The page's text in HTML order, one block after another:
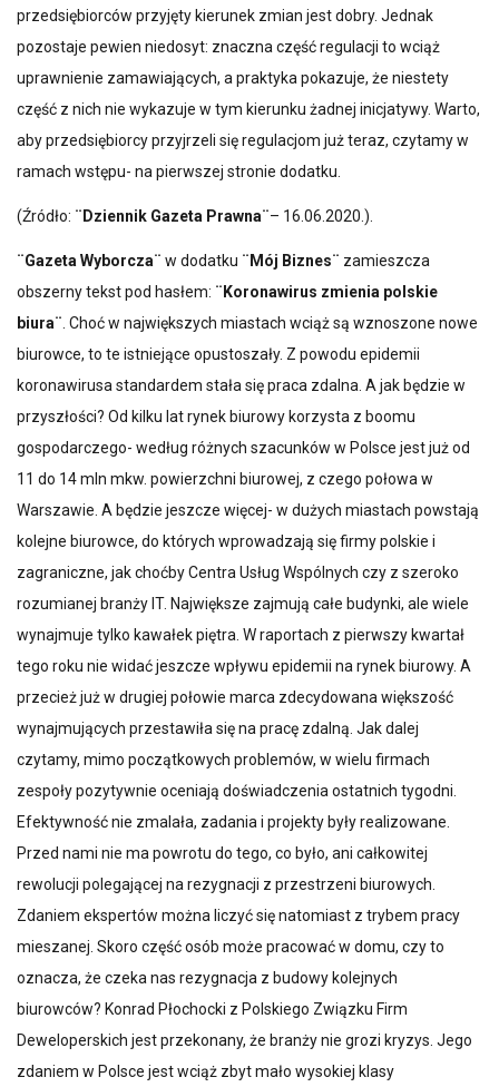
przedsiębiorców przyjęty kierunek zmian jest dobry. Jednak
pozostaje pewien niedosyt: znaczna część regulacji to wciąż
uprawnienie zamawiających, a praktyka pokazuje, że niestety
część z nich nie wykazuje w tym kierunku żadnej inicjatywy. Warto,
aby przedsiębiorcy przyjrzeli się regulacjom już teraz, czytamy w
ramach wstępu- na pierwszej stronie dodatku.
(Źródło: ¨Dziennik Gazeta Prawna¨– 16.06.2020.).
¨Gazeta Wyborcza¨ w dodatku ¨Mój Biznes¨ zamieszcza
obszerny tekst pod hasłem: ¨Koronawirus zmienia polskie
biura¨ . Choć w największych miastach wciąż są wznoszone nowe
biurowce, to te istniejące opustoszały. Z powodu epidemii
koronawirusa standardem stała się praca zdalna. A jak będzie w
przyszłości? Od kilku lat rynek biurowy korzysta z boomu
gospodarczego- według różnych szacunków w Polsce jest już od
11 do 14 mln mkw. powierzchni biurowej, z czego połowa w
Warszawie. A będzie jeszcze więcej- w dużych miastach powstają
kolejne biurowce, do których wprowadzają się firmy polskie i
zagraniczne, jak choćby Centra Usług Wspólnych czy z szeroko
rozumianej branży IT. Największe zajmują całe budynki, ale wiele
wynajmuje tylko kawałek piętra. W raportach z pierwszy kwartał
tego roku nie widać jeszcze wpływu epidemii na rynek biurowy. A
przecież już w drugiej połowie marca zdecydowana większość
wynajmujących przestawiła się na pracę zdalną. Jak dalej
czytamy, mimo początkowych problemów, w wielu firmach
zespoły pozytywnie oceniają doświadczenia ostatnich tygodni.
Efektywność nie zmalała, zadania i projekty były realizowane.
Przed nami nie ma powrotu do tego, co było, ani całkowitej
rewolucji polegającej na rezygnacji z przestrzeni biurowych.
Zdaniem ekspertów można liczyć się natomiast z trybem pracy
mieszanej. Skoro część osób może pracować w domu, czy to
oznacza, że czeka nas rezygnacja z budowy kolejnych
biurowców? Konrad Płochocki z Polskiego Związku Firm
Deweloperskich jest przekonany, że branży nie grozi kryzys. Jego
zdaniem w Polsce jest wciąż zbyt mało wysokiej klasy